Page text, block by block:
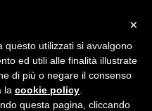
ML-3
×
questo utilizzati si avvalgono
ed utili alle finalità illustrate
di più o negare il consenso
la cookie policy
questa pagina, cliccando